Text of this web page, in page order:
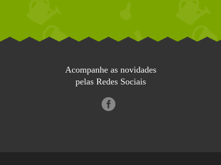
Acompanhe as novidades
pelas Redes Sociais